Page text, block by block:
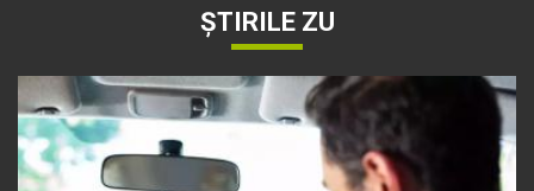
ȘTIRILE ZU